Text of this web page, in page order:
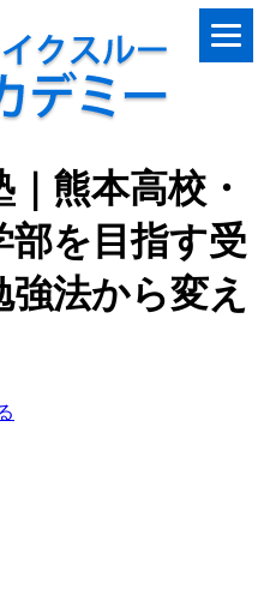
熊本高校・
部を目指す受
法から変え